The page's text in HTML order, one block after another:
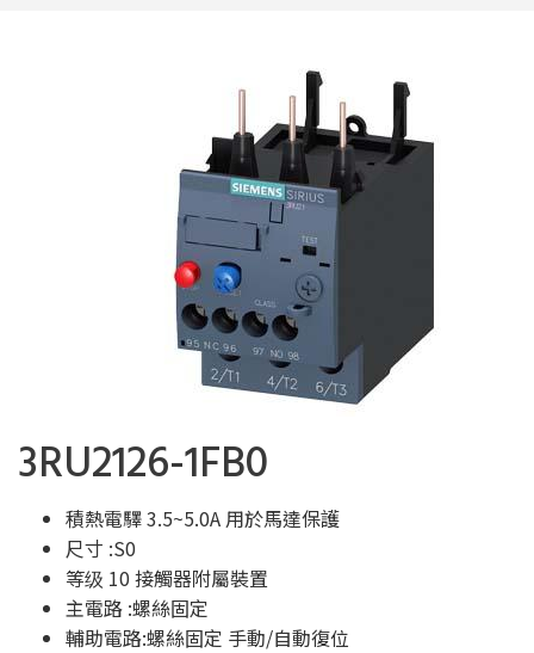
3RU2126-1FB0
積熱電驛 3.5~5.0A 用於馬達保護
尺寸 :S0
等级 10 接觸器附屬裝置
主電路 :螺絲固定
輔助電路:螺絲固定 手動/自動復位